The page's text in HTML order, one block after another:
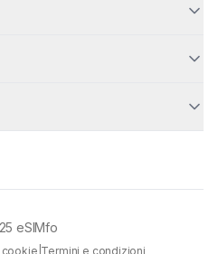
eSIMfo
cookie Termini e condizioni